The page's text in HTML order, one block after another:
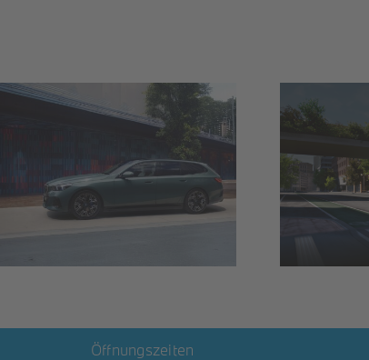
THE 3 Touring
Öffnungszeiten